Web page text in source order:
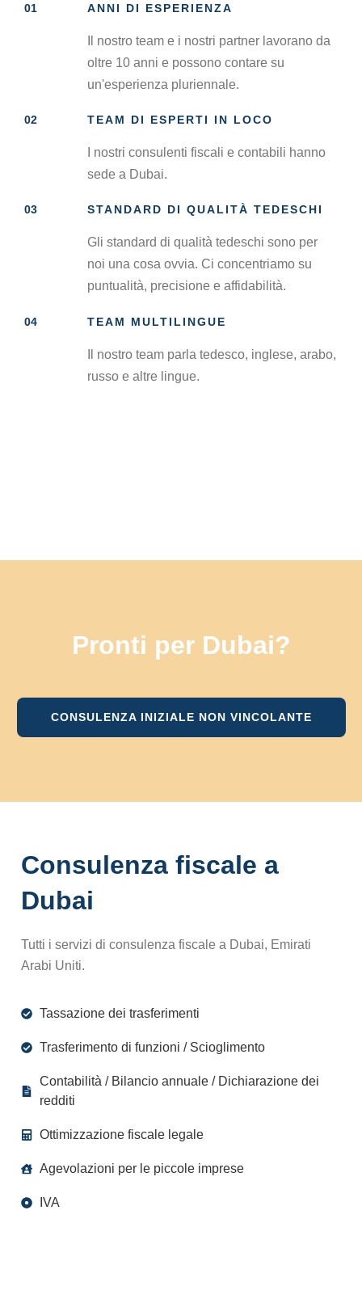
01 ANNI DI ESPERIENZA
Il nostro team e i nostri partner lavorano da
oltre 10 anni e possono contare su
un'esperienza pluriennale.
02 TEAM DI ESPERTI IN LOCO
I nostri consulenti fiscali e contabili hanno
sede a Dubai.
03 STANDARD DI QUALITÀ TEDESCHI
Gli standard di qualità tedeschi sono per
noi una cosa ovvia. Ci concentriamo su
puntualità, precisione e affidabilità.
04 TEAM MULTILINGUE
Il nostro team parla tedesco, inglese, arabo,
russo e altre lingue.
Pronti per Dubai?
CONSULENZA INIZIALE NON VINCOLANTE
Consulenza fiscale a
Dubai
Tutti i servizi di consulenza fiscale a Dubai, Emirati
Arabi Uniti.
Tassazione dei trasferimenti
Trasferimento di funzioni / Scioglimento
Contabilità / Bilancio annuale / Dichiarazione dei
redditi
Ottimizzazione fiscale legale
Agevolazioni per le piccole imprese
IVA